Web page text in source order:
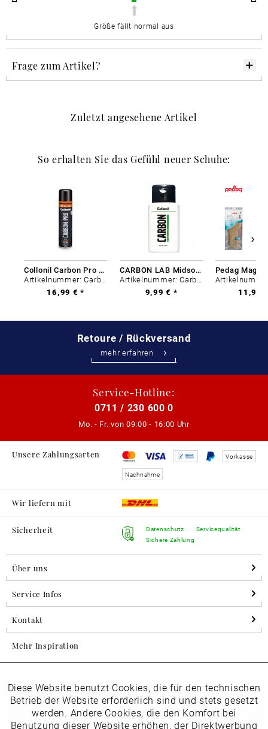
Größe fällt normal aus
Frage zum Artikel?
Zuletzt angesehene Artikel
So erhalten Sie das Gefühl neuer Schuhe:
Collonil Carbon Pro 400 ml
Artikelnummer: Carbon-0
16,99 € *
CARBON LAB Midsole Cleaner
Artikelnummer: Carbon-0
9,99 € *
11,99
Retoure / Rückversand
mehr erfahren
Service-Hotline:
0711 / 230 600 0
Mo. - Fr. von 09:00 - 16:00 Uhr
Unsere Zahlungsarten Vorkasse
Nachnahme
Wir liefern mit
Sicherheit
Datenschutz
Sichere Zahlung
Servicequalität
Über uns
Service Infos
Kontakt
Mehr Inspiration
Folgen Sie uns auf Instagram
horsch_schuhe
Funktionale Aktiv
Marketing Inaktiv
Diese Website benutzt Cookies, die für den technischen
Betrieb der Website erforderlich sind und stets gesetzt
werden. Andere Cookies, die den Komfort bei
Benutzung dieser Website erhöhen, der Direktwerbung